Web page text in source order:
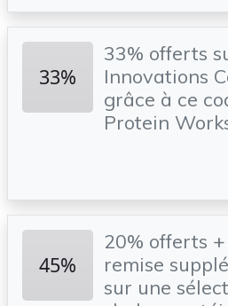
33%
33% offerts
Innovations
grâce à ce
Protein
45%
20% offerts
remise
sur une